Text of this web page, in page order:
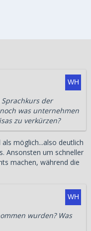
der
was unternehmen
zu verkürzen?
möglich...also deutlich
Ansonsten um schneller
machen, während die
wurden? Was